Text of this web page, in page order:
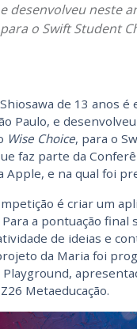
desenvolveu neste
o Swift Student
de 13 anos
Paulo, e
Wise Choice, para o
faz parte da
Apple, e na qual foi
é criar um
a pontuação final
de ideias e
da Maria foi
Metaeducação.